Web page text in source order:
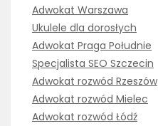
Adwokat Warszawa
Ukulele dla dorosłych
Adwokat Praga Południe
Specjalista SEO Szczecin
Adwokat rozwód Rzeszów
Adwokat rozwód Mielec
Adwokat rozwód Łódź